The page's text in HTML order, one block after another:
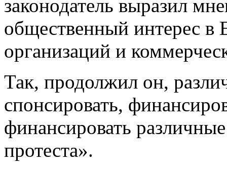
законодатель выразил
общественный интерес в
организаций и
Так, продолжил он,
спонсировать,
финансировать
протеста».